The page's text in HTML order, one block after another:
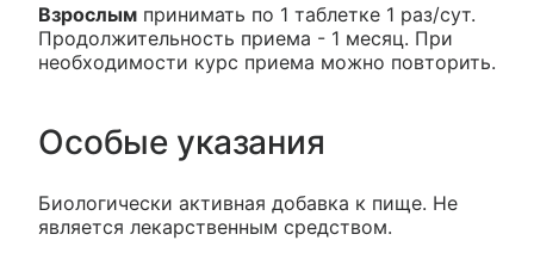
Взрослым принимать по 1 таблетке 1 раз/сут.
Продолжительность приема - 1 месяц. При
необходимости курс приема можно повторить.
Особые указания
Биологически активная добавка к пище. Не
является лекарственным средством.